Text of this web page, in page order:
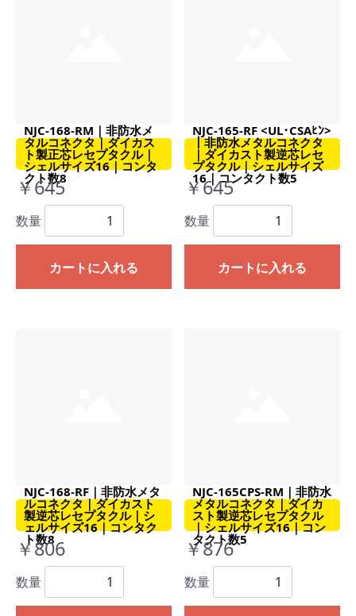
NJC-168-RM｜非防水メ
タルコネクタ｜ダイカス
ト製正芯レセプタクル｜
シェルサイズ16｜コンタ
クト数8
￥645
数量
カートに入れる
NJC-165-RF <UL･CSAﾋﾝ>
｜非防水メタルコネクタ
｜ダイカスト製逆芯レセ
プタクル｜シェルサイズ
16｜コンタクト数5
￥645
数量
カートに入れる
NJC-168-RF｜非防水メタ
ルコネクタ｜ダイカスト
製逆芯レセプタクル｜シ
ェルサイズ16｜コンタク
ト数8
￥806
数量
NJC-165CPS-RM｜非防水
メタルコネクタ｜ダイカ
スト製逆芯レセプタクル
｜シェルサイズ16｜コン
タクト数5
￥876
数量